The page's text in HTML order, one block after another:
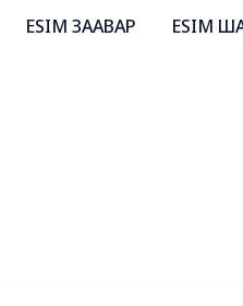
ESIM ЗААВАР ESIM